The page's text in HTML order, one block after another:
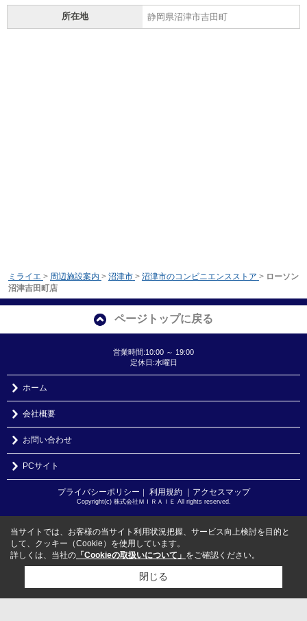
所在地 静岡県沼津市吉田町
ミライエ > 周辺施設案内 > 沼津市 > 沼津市のコンビニエンスストア > ローソン
沼津吉田町店
ページトップに戻る
営業時間:10:00 ～ 19:00
定休日:水曜日
ホーム
会社概要
お問い合わせ
PCサイト
プライバシーポリシー ｜ 利用規約 ｜アクセスマップ
Copyright(c) 株式会社ＭＩＲＡＩＥ All rights reserved.
当サイトでは、お客様の当サイト利用状況把握、サービス向上検討を目的と
して、クッキー（Cookie）を使用しています。
詳しくは、当社の 「Cookieの取扱いについて」 をご確認ください。
閉じる